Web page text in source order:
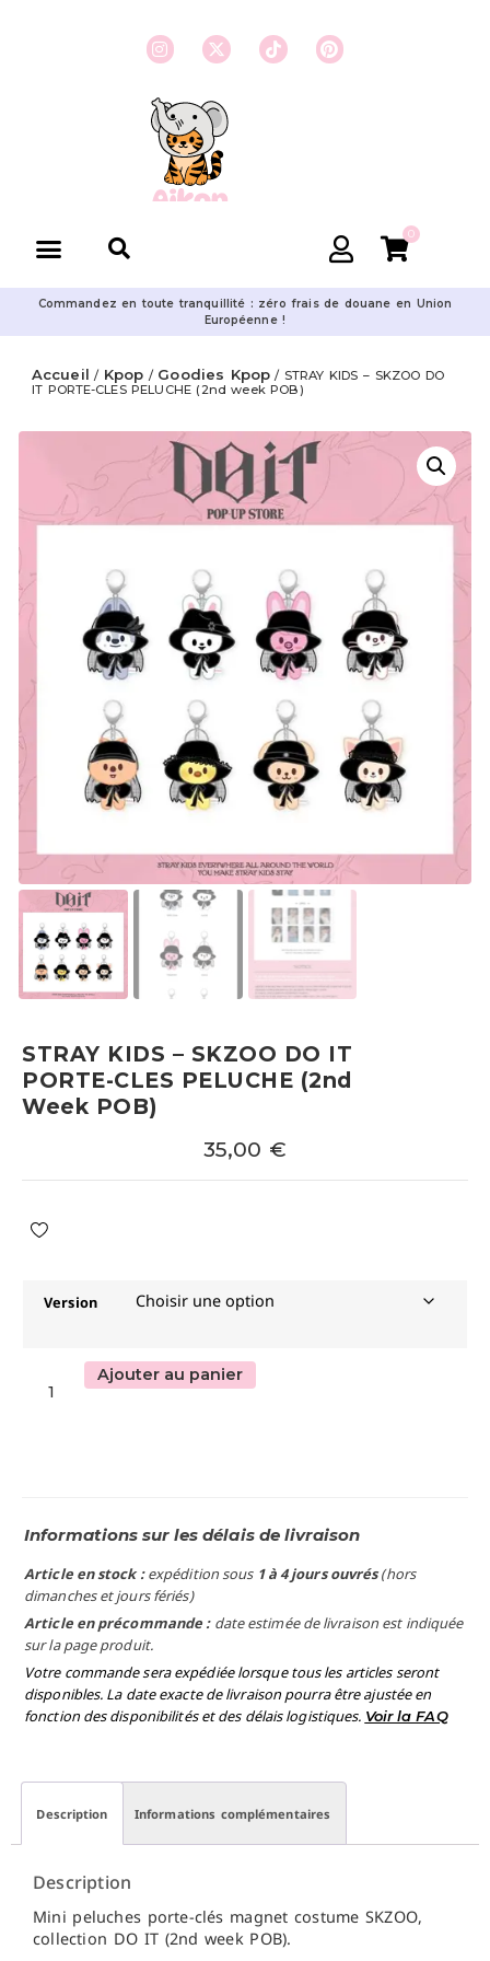
0
Commandez en toute tranquillité : zéro frais de douane en Union
Européenne !
Accueil / Kpop / Goodies Kpop/ STRAY KIDS – SKZOO DO
IT PORTE-CLES PELUCHE (2nd week POB)
STRAY KIDS – SKZOO DO IT
PORTE-CLES PELUCHE (2nd
Week POB)
35,00 €
Version
Ajouter au panier
Informations sur les délais de livraison
Article en stock :expédition sous 1 à 4 jours ouvrés(hors
dimanches et jours fériés)
Article en précommande : date estimée de livraison est indiquée
sur la page produit.
Votre commande sera expédiée lorsque tous les articles seront
disponibles. La date exacte de livraison pourra être ajustée en
fonction des disponibilités et des délais logistiques. Voir la FAQ
Description Informations complémentaires
Description
Mini peluches porte-clés magnet costume SKZOO,
collection DO IT (2nd week POB).